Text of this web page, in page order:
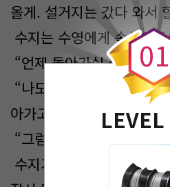
올게. 설거지는 갔다 와서
수지는 수영에게 속삭이
“언제 돌아가실 생각이세
“나도 의문이야. 천녀님
아가고 싶은데. 애환이 저
“그럼 이날은 어때요?”
수지가 말을 꺼내려는데
0
0
1